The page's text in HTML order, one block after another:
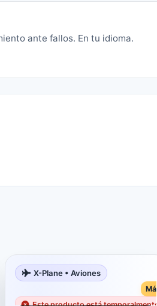
ante fallos. En tu idioma.
X-Plane • Aviones